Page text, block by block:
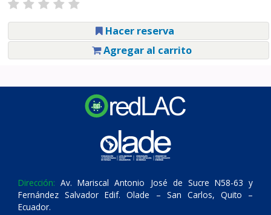
Hacer reserva
Agregar al carrito
Dirección: Av. Mariscal Antonio José de Sucre N58-63 y
Fernández Salvador Edif. Olade – San Carlos, Quito –
Ecuador.